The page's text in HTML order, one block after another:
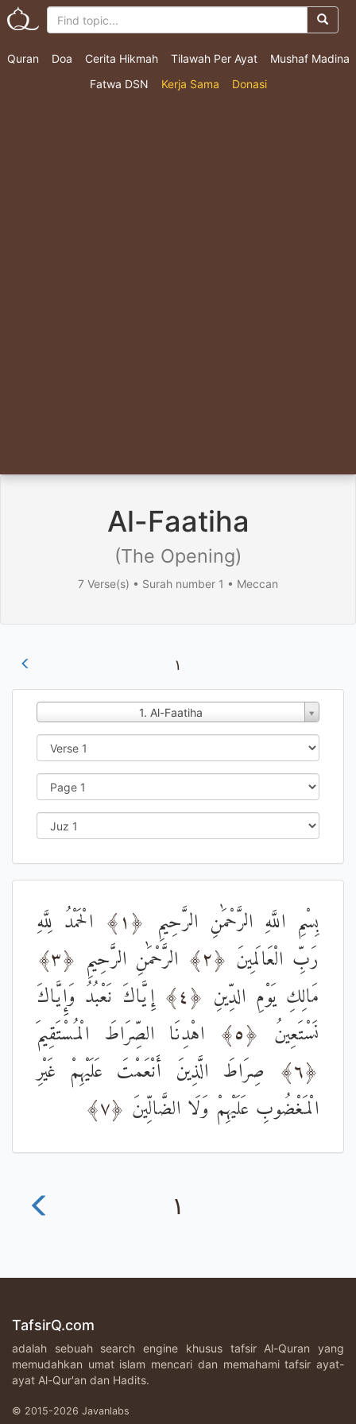
Quran Doa Cerita Hikmah Tilawah Per Ayat
Mushaf Madina
Fatwa DSN
Kerja Sama Donasi
Al-Faatiha
(The Opening)
7 Verse(s) • Surah number 1 • Meccan
١
1. Al-Faatiha
بِسْمِ اللَّهِ الرَّحْمَٰنِ الرَّحِيمِ ﴿١﴾
الْحَمْدُ لِلَّهِ
رَبِّ الْعَالَمِينَ ﴿٢﴾ الرَّحْمَٰنِ الرَّحِيمِ ﴿٣﴾
مَالِكِ يَوْمِ الدِّينِ ﴿٤﴾
إِيَّاكَ نَعْبُدُ وَإِيَّاكَ
نَسْتَعِينُ ﴿٥﴾
اهْدِنَا الصِّرَاطَ الْمُسْتَقِيمَ
﴿٦﴾
صِرَاطَ الَّذِينَ أَنْعَمْتَ عَلَيْهِمْ غَيْرِ
الْمَغْضُوبِ عَلَيْهِمْ وَلَا الضَّالِّينَ ﴿٧﴾
١
TafsirQ.com
adalah sebuah search engine khusus tafsir Al-Quran yang
memudahkan umat islam mencari dan memahami tafsir ayat-
ayat Al-Qur'an dan Hadits.
© 2015-2026 Javanlabs